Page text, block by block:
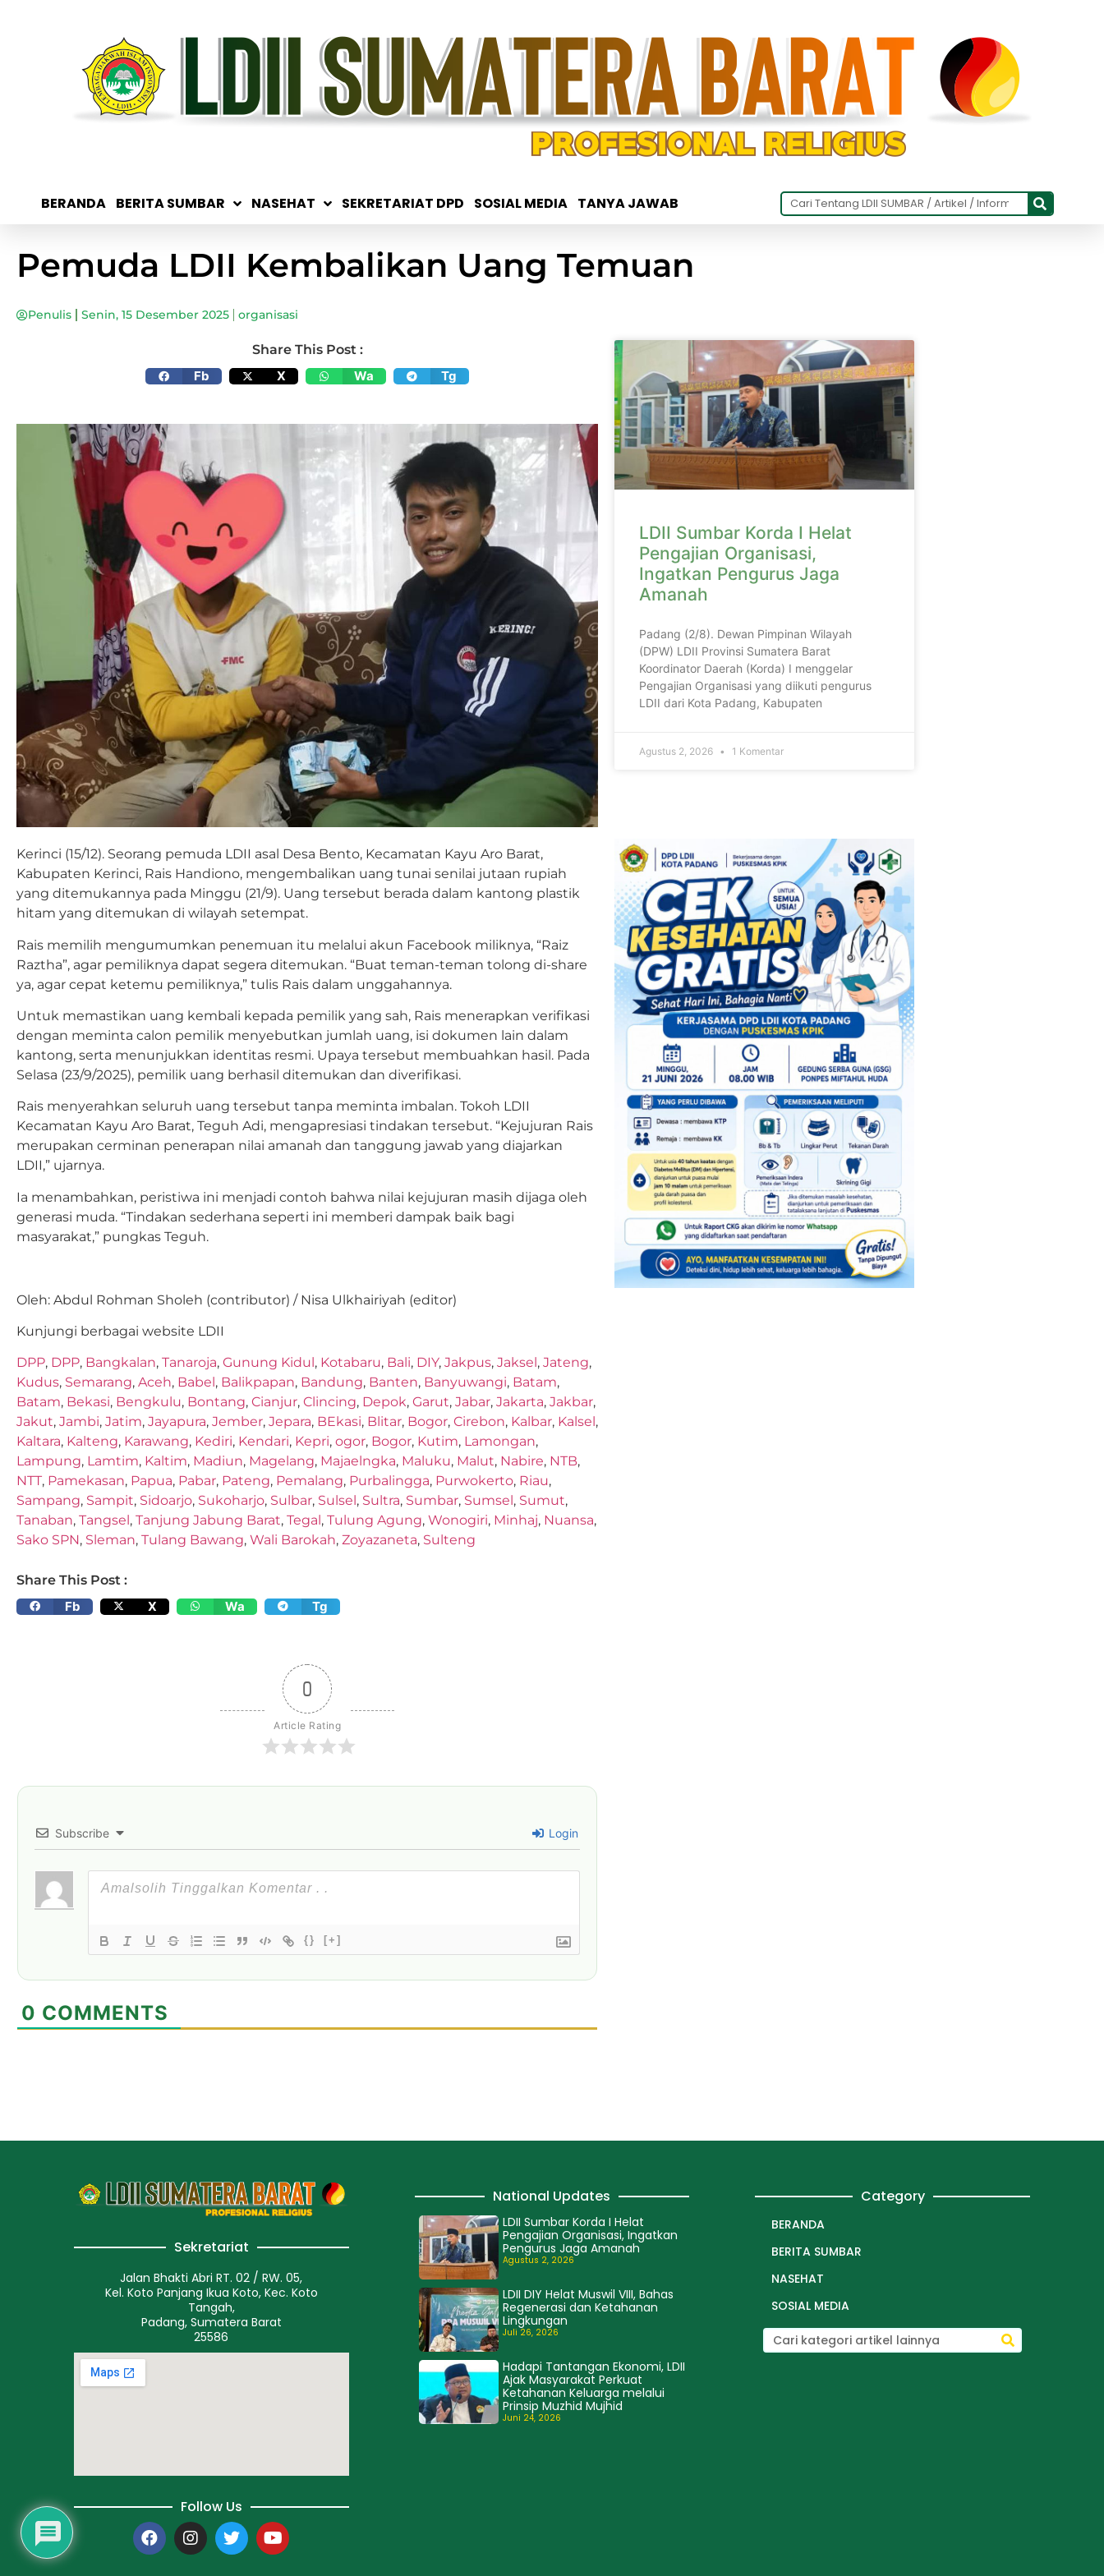
BERANDA BERITA SUMBAR NASEHAT SEKRETARIAT DPD SOSIAL MEDIA TANYA JAWAB
Pemuda LDII Kembalikan Uang Temuan
Penulis Senin, 15 Desember 2025 organisasi
Share This Post :
Fb
X Wa Tg
Kerinci (15/12). Seorang pemuda LDII asal Desa Bento, Kecamatan Kayu Aro Barat,
Kabupaten Kerinci, Rais Handiono, mengembalikan uang tunai senilai jutaan rupiah
yang ditemukannya pada Minggu (21/9). Uang tersebut berada dalam kantong plastik
hitam yang ditemukan di wilayah setempat.
Rais memilih mengumumkan penemuan itu melalui akun Facebook miliknya, “Raiz
Raztha”, agar pemiliknya dapat segera ditemukan. “Buat teman-teman tolong di-share
ya, agar cepat ketemu pemiliknya,” tulis Rais dalam unggahannya.
Untuk memastikan uang kembali kepada pemilik yang sah, Rais menerapkan verifikasi
dengan meminta calon pemilik menyebutkan jumlah uang, isi dokumen lain dalam
kantong, serta menunjukkan identitas resmi. Upaya tersebut membuahkan hasil. Pada
Selasa (23/9/2025), pemilik uang berhasil ditemukan dan diverifikasi.
Rais menyerahkan seluruh uang tersebut tanpa meminta imbalan. Tokoh LDII
Kecamatan Kayu Aro Barat, Teguh Adi, mengapresiasi tindakan tersebut. “Kejujuran Rais
merupakan cerminan penerapan nilai amanah dan tanggung jawab yang diajarkan
LDII,” ujarnya.
Ia menambahkan, peristiwa ini menjadi contoh bahwa nilai kejujuran masih dijaga oleh
generasi muda. “Tindakan sederhana seperti ini memberi dampak baik bagi
masyarakat,” pungkas Teguh.
Oleh: Abdul Rohman Sholeh (contributor) / Nisa Ulkhairiyah (editor)
Kunjungi berbagai website LDII
DPP, DPP, Bangkalan, Tanaroja, Gunung Kidul , Kotabaru, Bali, DIY, Jakpus, Jaksel , Jateng,
Kudus, Semarang, Aceh, Babel , Balikpapan, Bandung, Banten, Banyuwangi, Batam,
Batam, Bekasi, Bengkulu, Bontang, Cianjur, Clincing, Depok, Garut, Jabar, Jakarta, Jakbar,
Jakut, Jambi, Jatim, Jayapura, Jember, Jepara, BEkasi, Blitar, Bogor, Cirebon, Kalbar, Kalsel ,
Kaltara, Kalteng, Karawang, Kediri, Kendari, Kepri, ogor, Bogor, Kutim, Lamongan,
Lampung, Lamtim, Kaltim, Madiun, Magelang, Majaelngka, Maluku, Malut, Nabire, NTB,
NTT, Pamekasan, Papua, Pabar, Pateng, Pemalang, Purbalingga, Purwokerto, Riau,
Sampang, Sampit, Sidoarjo, Sukoharjo, Sulbar, Sulsel , Sultra, Sumbar, Sumsel , Sumut,
Tanaban, Tangsel , Tanjung Jabung Barat, Tegal , Tulung Agung, Wonogiri, Minhaj, Nuansa,
Sako SPN, Sleman, Tulang Bawang, Wali Barokah, Zoyazaneta, Sulteng
Share This Post :
Fb
X Wa Tg
0
Article Rating
Subscribe Login
{} [+]
0 COMMENTS
LDII Sumbar Korda I Helat
Pengajian Organisasi,
Ingatkan Pengurus Jaga
Amanah
Padang (2/8). Dewan Pimpinan Wilayah
(DPW) LDII Provinsi Sumatera Barat
Koordinator Daerah (Korda) I menggelar
Pengajian Organisasi yang diikuti pengurus
LDII dari Kota Padang, Kabupaten
Agustus 2, 2026 1 Komentar
Sekretariat
Jalan Bhakti Abri RT. 02 / RW. 05,
Kel. Koto Panjang Ikua Koto, Kec. Koto
Tangah,
Padang, Sumatera Barat
25586
Follow Us
National Updates
LDII Sumbar Korda I Helat
Pengajian Organisasi, Ingatkan
Pengurus Jaga Amanah
Agustus 2, 2026
LDII DIY Helat Muswil VIII, Bahas
Regenerasi dan Ketahanan
Lingkungan
Juli 26, 2026
Hadapi Tantangan Ekonomi, LDII
Ajak Masyarakat Perkuat
Ketahanan Keluarga melalui
Prinsip Muzhid Mujhid
Juni 24, 2026
Category
BERANDA
BERITA SUMBAR
NASEHAT
SOSIAL MEDIA